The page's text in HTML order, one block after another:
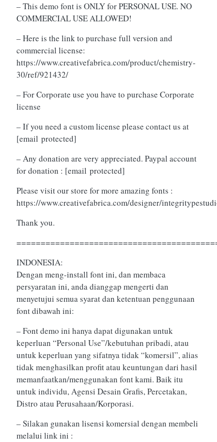
– This demo font is ONLY for PERSONAL USE. NO
COMMERCIAL USE ALLOWED!
– Here is the link to purchase full version and
commercial license:
https://www.creativefabrica.com/product/chemistry-
30/ref/921432/
– For Corporate use you have to purchase Corporate
license
– If you need a custom license please contact us at
[email protected]
– Any donation are very appreciated. Paypal account
for donation : [email protected]
Please visit our store for more amazing fonts :
https://www.creativefabrica.com/designer/
Thank you.
INDONESIA:
Dengan meng-install font ini, dan membaca
persyaratan ini, anda dianggap mengerti dan
menyetujui semua syarat dan ketentuan penggunaan
font dibawah ini:
– Font demo ini hanya dapat digunakan untuk
keperluan “Personal Use”/kebutuhan pribadi, atau
untuk keperluan yang sifatnya tidak “komersil”, alias
tidak menghasilkan profit atau keuntungan dari hasil
memanfaatkan/menggunakan font kami. Baik itu
untuk individu, Agensi Desain Grafis, Percetakan,
Distro atau Perusahaan/Korporasi.
– Silakan gunakan lisensi komersial dengan membeli
melalui link ini :